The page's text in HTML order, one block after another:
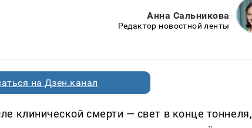
Анна Сальникова
Редактор новостной ленты
на Дзен.канал
клинической смерти — свет в конце тоннеля,